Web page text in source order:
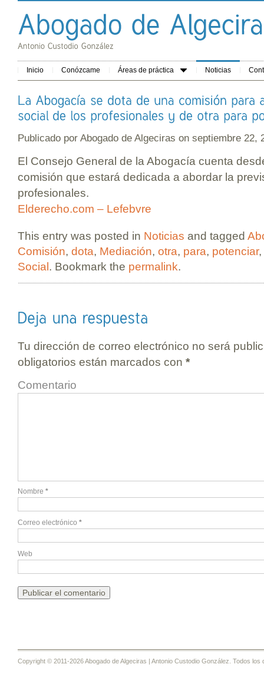
Inicio Conózcame Áreas de práctica Noticias
Publicado por Abogado de Algeciras on septiembre
El Consejo General de la Abogacía cuenta
comisión que estará dedicada a abordar la
profesionales.
Elderecho.com – Lefebvre
This entry was posted in Noticias and tagged
Comisión, dota, Mediación, otra, para, potenciar,
Social . Bookmark the permalink.
Tu dirección de correo electrónico no será
obligatorios están marcados con *
Comentario
Nombre *
Correo electrónico *
Web
Copyright © 2011-2026 Abogado de Algeciras | Antonio Custodio González. Todos